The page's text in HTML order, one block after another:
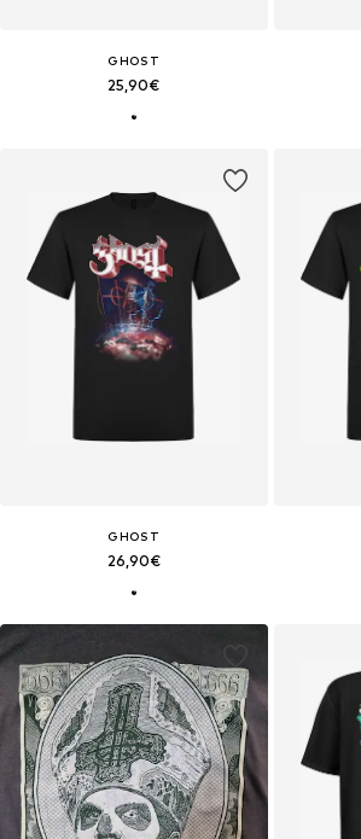
GHOST
25,90€
GHOST
26,90€